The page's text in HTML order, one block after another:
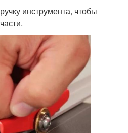
инструмента, чтобы